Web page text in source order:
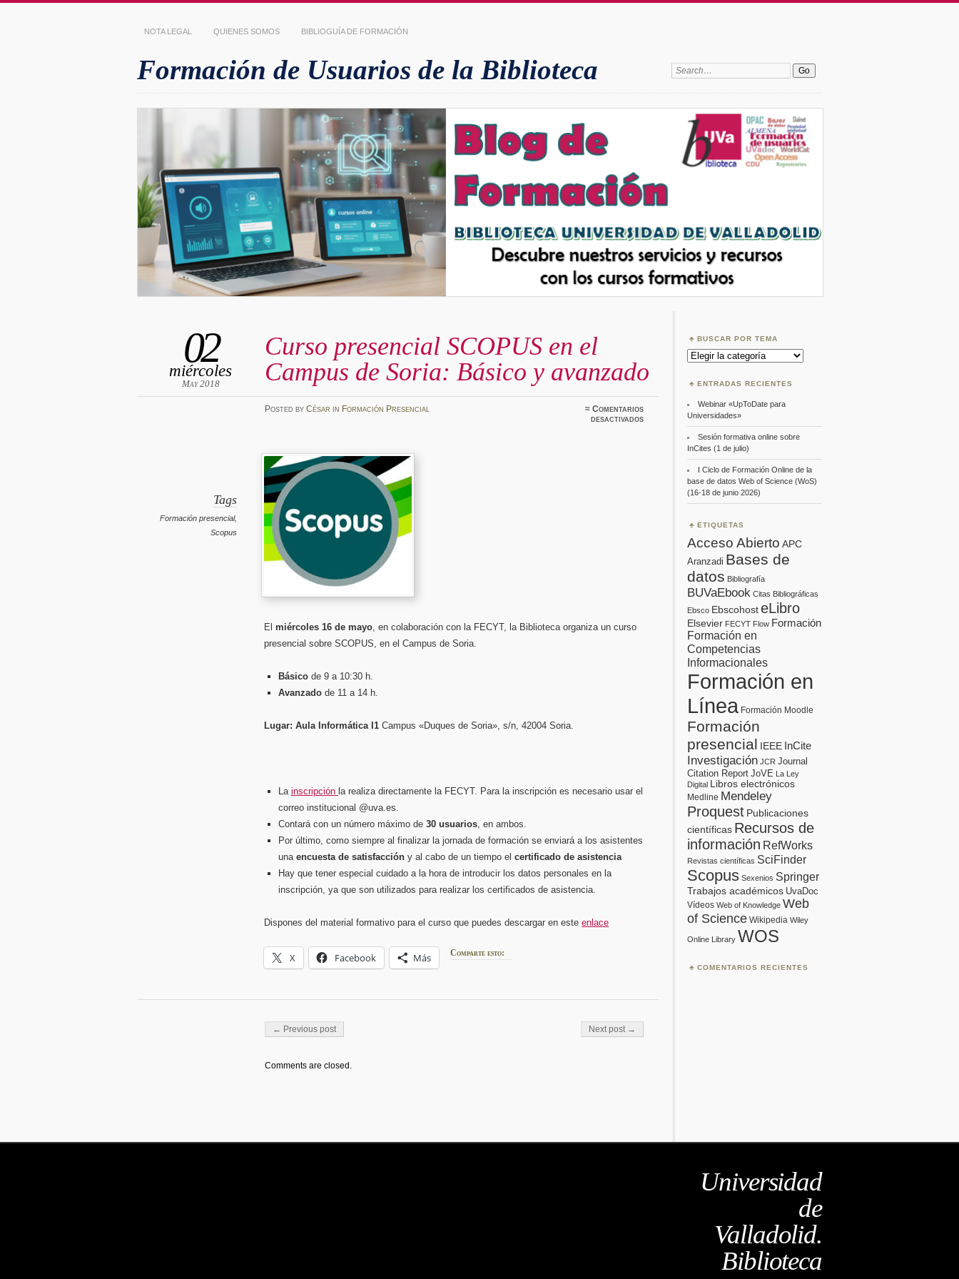
NOTA LEGAL QUIENES SOMOS BIBLIOGUÍA DE FORMACIÓN
Formación de Usuarios de la Biblioteca Search:
Curso presencial SCOPUS en el
Campus de Soria: Básico y avanzado
02
miércoles
May 2018
Posted by César in Formación Presencial ≈Comentarios
desactivadosen
Tags
Formación presencial,
Scopus
Elmiércoles 16 de mayo , en colaboración con la FECYT, la Biblioteca organiza un curso
presencial sobre SCOPUS, en el Campus de Soria.
Básicode 9 a 10:30 h.
Avanzadode 11 a 14 h.
Lugar: Aula Informática I1Campus «Duques de Soria», s/n, 42004 Soria.
La inscripción la realiza directamente la FECYT. Para la inscripción es necesario usar el
correo institucional @uva.es.
Contará con un número máximo de 30 usuarios, en ambos.
Por último, como siempre al finalizar la jornada de formación se enviará a los asistentes
una encuesta de satisfaccióny al cabo de un tiempo el certificado de asistencia
Hay que tener especial cuidado a la hora de introducir los datos personales en la
inscripción, ya que son utilizados para realizar los certificados de asistencia.
Dispones del material formativo para el curso que puedes descargar en esteenlace
Comparte esto:
X Facebook Más
Post navigation
← Previous post Next post →
Comments are closed.
BUSCAR POR TEMA
Buscar
por
ENTRADAS RECIENTES
Webinar «UpToDate para
Universidades»
Sesión formativa online sobre
InCites (1 de julio)
I Ciclo de Formación Online de la
base de datos Web of Science (WoS)
(16-18 de junio 2026)
ETIQUETAS
Acceso Abierto APC
Aranzadi Bases de
datos Bibliografía
BUVaEbook Citas Bibliográficas
Ebsco EbscohosteLibro
Elsevier FECYT Flow Formación
Formación en
Competencias
Informacionales
Formación en
Línea Formación Moodle
Formación
presencial IEEE InCite
Investigación JCR Journal
Citation Report JoVE La Ley
Digital Libros electrónicos
Medline Mendeley
Proquest Publicaciones
científicas Recursos de
información RefWorks
Revistas científicas SciFinder
Scopus Sexenios Springer
Trabajos académicos UvaDoc
Vídeos Web of Knowledge Web
of Science Wikipedia Wiley
Online Library WOS
COMENTARIOS RECIENTES
Universidad
de
Valladolid.
Biblioteca